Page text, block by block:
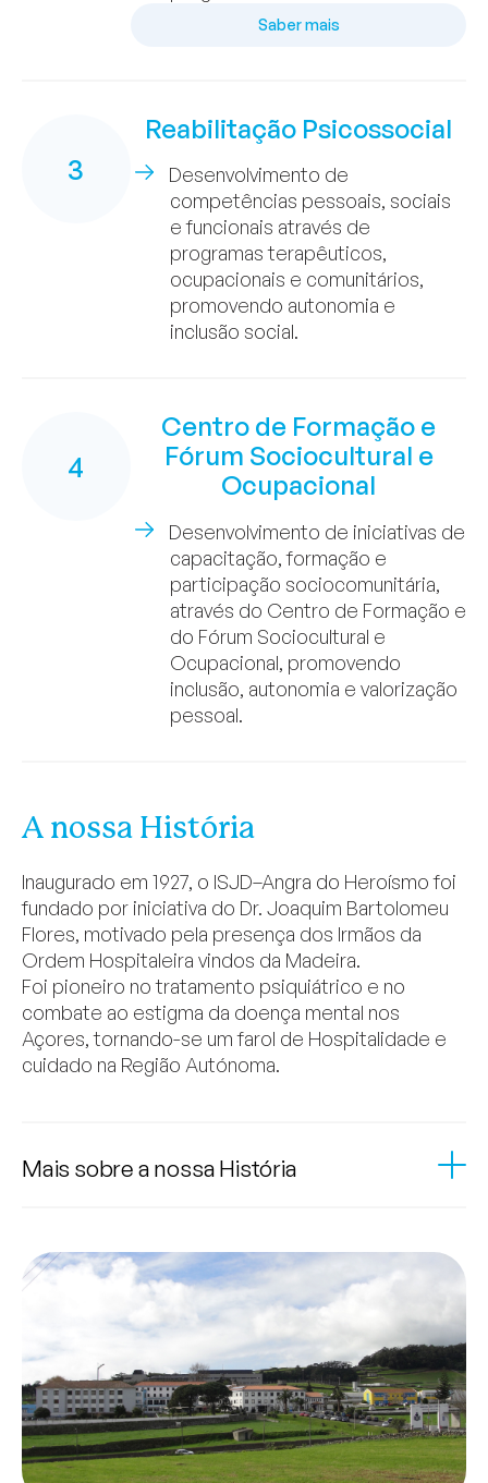
Saber mais
3
Reabilitação Psicossocial
Desenvolvimento de
competências pessoais, sociais
e funcionais através de
programas terapêuticos,
ocupacionais e comunitários,
promovendo autonomia e
inclusão social.
4
Centro de Formação e
Fórum Sociocultural e
Ocupacional
Desenvolvimento de iniciativas de
capacitação, formação e
participação sociocomunitária,
através do Centro de Formação e
do Fórum Sociocultural e
Ocupacional, promovendo
inclusão, autonomia e valorização
pessoal.
A nossa História
Inaugurado em 1927, o ISJD–Angra do Heroísmo foi
fundado por iniciativa do Dr. Joaquim Bartolomeu
Flores, motivado pela presença dos Irmãos da
Ordem Hospitaleira vindos da Madeira.
Foi pioneiro no tratamento psiquiátrico e no
combate ao estigma da doença mental nos
Açores, tornando-se um farol de Hospitalidade e
cuidado na Região Autónoma.
Mais sobre a nossa História